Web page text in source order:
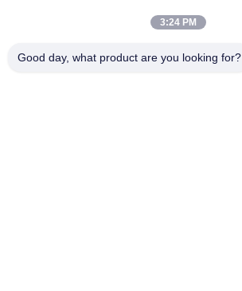
アドレス
3:24 PM
Good day, what product are you looking for?